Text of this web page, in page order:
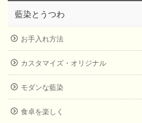
藍染とうつわ
お手入れ方法
カスタマイズ・オリジナル
モダンな藍染
食卓を楽しく